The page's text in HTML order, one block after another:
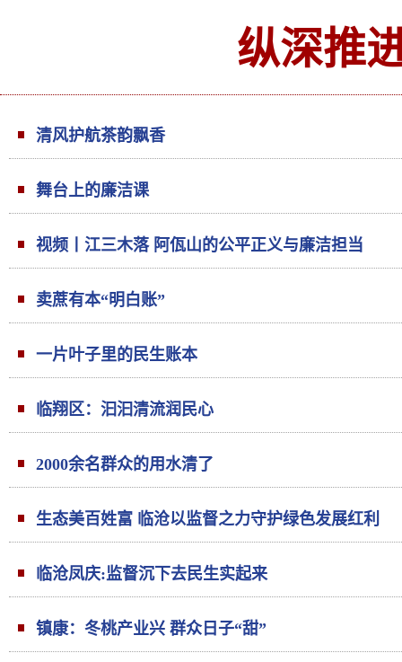
纵深推
清风护航茶韵飘香
舞台上的廉洁课
视频丨江三木落 阿佤山的公平正义与廉洁担当
卖蔗有本“明白账”
一片叶子里的民生账本
临翔区：汩汩清流润民心
2000余名群众的用水清了
生态美百姓富 临沧以监督之力守护绿色发展红利
临沧凤庆:监督沉下去民生实起来
镇康：冬桃产业兴 群众日子“甜”